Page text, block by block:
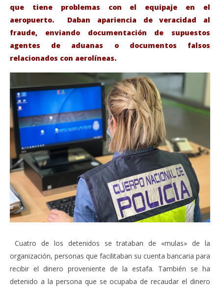
VIENDO AHORA
las maletas “
noviembre
9, 2022
Admin
de
que tiene problemas con el equipaje en el
aeropuerto. Daban apariencia de veracidad al
fraude, enviando documentación de supuestos
agentes de aduanas o documentos falsos
relacionados con aerolíneas.
Cuatro de los detenidos se trataban de «mulas» de la
organización, personas que facilitaban su cuenta bancaria para
recibir el dinero proveniente de la estafa. También se ha
detenido a la persona que se ocupaba de recaudar el dinero